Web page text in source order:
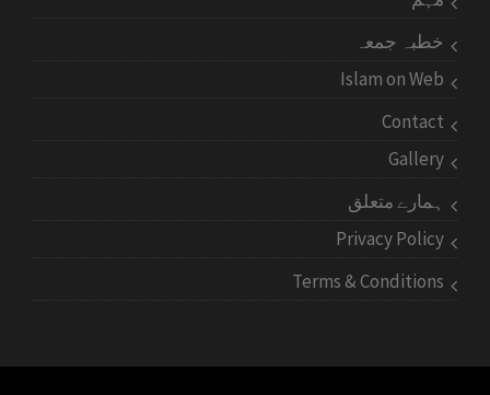
خطبہ جمعہ
Islam on Web
Contact
Gallery
ہمارے متعلق
Privacy Policy
Terms & Conditions